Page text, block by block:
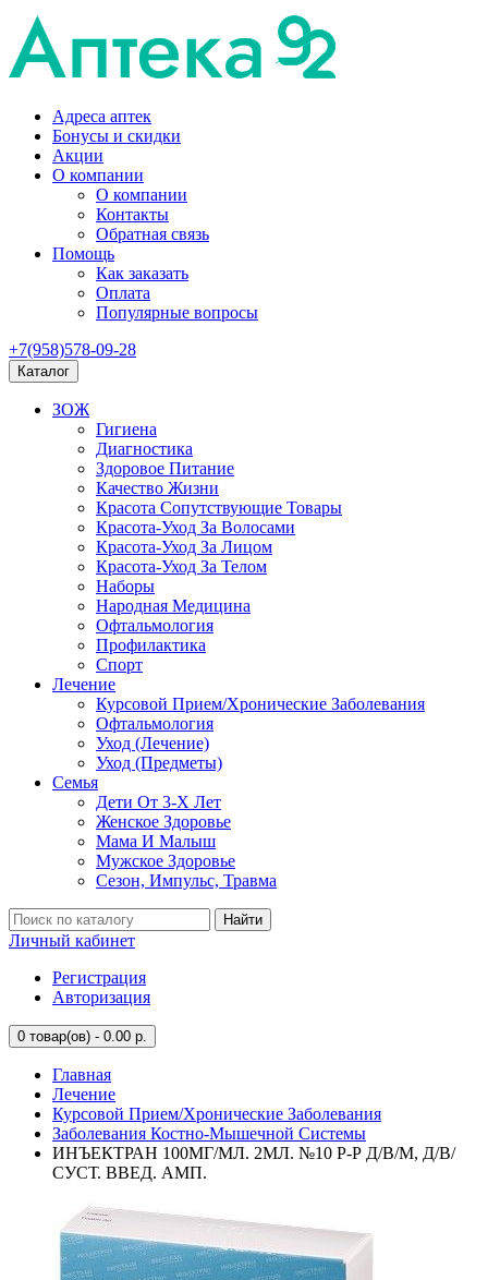
Адреса аптек
Бонусы и скидки
Акции
О компании
О компании
Контакты
Обратная связь
Помощь
Как заказать
Оплата
Популярные вопросы
+7(958)578-09-28
Каталог
ЗОЖ
Гигиена
Диагностика
Здоровое Питание
Качество Жизни
Красота Сопутствующие Товары
Красота-Уход За Волосами
Красота-Уход За Лицом
Красота-Уход За Телом
Наборы
Народная Медицина
Офтальмология
Профилактика
Спорт
Лечение
Курсовой Прием/Хронические Заболевания
Офтальмология
Уход (Лечение)
Уход (Предметы)
Семья
Дети От 3-Х Лет
Женское Здоровье
Мама И Малыш
Мужское Здоровье
Сезон, Импульс, Травма
Найти
Личный кабинет
Регистрация
Авторизация
0 товар(ов) - 0.00 р.
Главная
Лечение
Курсовой Прием/Хронические Заболевания
Заболевания Костно-Мышечной Системы
ИНЪЕКТРАН 100МГ/МЛ. 2МЛ. №10 Р-Р Д/В/М, Д/В/
СУСТ. ВВЕД. АМП.